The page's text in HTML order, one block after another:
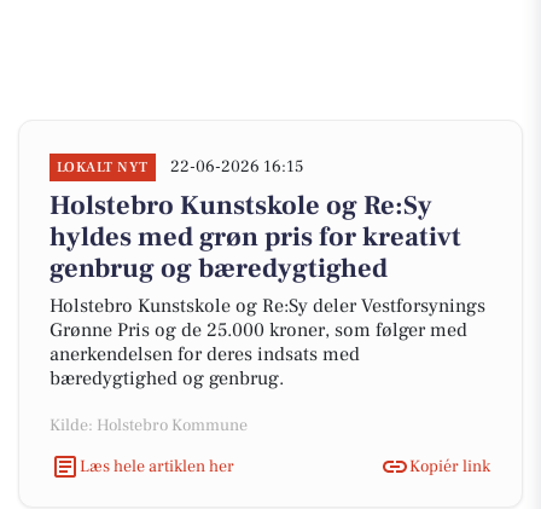
LOKALT NYT 22-06-2026 16:15
Holstebro Kunstskole og Re:Sy
hyldes med grøn pris for kreativt
genbrug og bæredygtighed
Holstebro Kunstskole og Re:Sy deler Vestforsynings
Grønne Pris og de 25.000 kroner, som følger med
anerkendelsen for deres indsats med
bæredygtighed og genbrug.
Kilde: Holstebro Kommune
Læs hele artiklen her
Kopiér link